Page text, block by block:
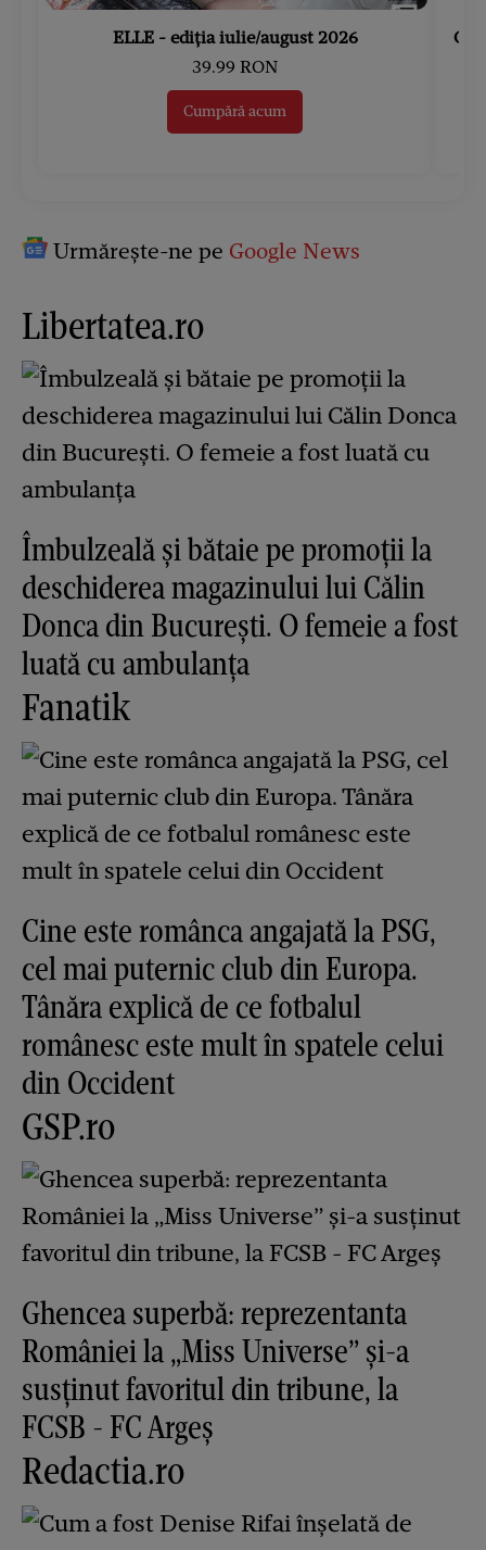
ELLE - ediția iulie/august 2026
39.99 RON
Cumpără acum
Urmărește-ne pe Google News
Libertatea.ro
Îmbulzeală și bătaie pe promoții la
deschiderea magazinului lui Călin
Donca din București. O femeie a fost
luată cu ambulanța
Fanatik
Cine este românca angajată la PSG,
cel mai puternic club din Europa.
Tânăra explică de ce fotbalul
românesc este mult în spatele celui
din Occident
GSP.ro
Ghencea superbă: reprezentanta
României la „Miss Universe” și-a
susținut favoritul din tribune, la
FCSB - FC Argeș
Redactia.ro